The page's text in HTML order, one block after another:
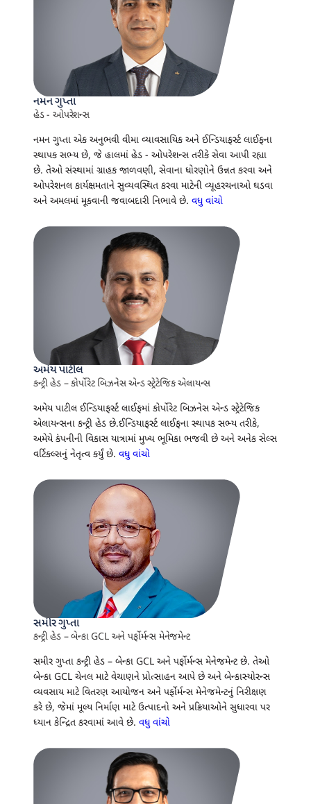
નમન ગુપ્તા
હેડ - ઓપરેશન્સ
નમન ગુપ્તા એક અનુભવી વીમા વ્યાવસાયિક અને ઈન્ડિયાફર્સ્ટ લાઈફના
સ્થાપક સભ્ય છે, જે હાલમાં હેડ - ઓપરેશન્સ તરીકે સેવા આપી રહ્યા
છે. તેઓ સંસ્થામાં ગ્રાહક જાળવણી, સેવાના ધોરણોને ઉન્નત કરવા અને
ઓપરેશનલ કાર્યક્ષમતાને સુવ્યવસ્થિત કરવા માટેની વ્યૂહરચનાઓ ઘડવા
અને અમલમાં મૂકવાની જવાબદારી નિભાવે છે. વધુ વાંચો
અમેય પાટીલ
કન્ટ્રી હેડ – કોર્પોરેટ બિઝનેસ એન્ડ સ્ટ્રેટેજિક એલાયન્સ
અમેય પાટીલ ઈન્ડિયાફર્સ્ટ લાઈફમાં કોર્પોરેટ બિઝનેસ એન્ડ સ્ટ્રેટેજિક
એલાયન્સના કન્ટ્રી હેડ છે.ઈન્ડિયાફર્સ્ટ લાઈફના સ્થાપક સભ્ય તરીકે,
અમેયે કંપનીની વિકાસ યાત્રામાં મુખ્ય ભૂમિકા ભજવી છે અને અનેક સેલ્સ
વર્ટિકલ્સનું નેતૃત્વ કર્યું છે. વધુ વાંચો
સમીર ગુપ્તા
કન્ટ્રી હેડ – બેન્કા GCL અને પર્ફોર્મન્સ મેનેજમેન્ટ
સમીર ગુપ્તા કન્ટ્રી હેડ – બેન્કા GCL અને પર્ફોર્મન્સ મેનેજમેન્ટ છે. તેઓ
બેન્કા GCL ચેનલ માટે વેચાણને પ્રોત્સાહન આપે છે અને બેન્કાસ્યોરન્સ
વ્યવસાય માટે વિતરણ આયોજન અને પર્ફોર્મન્સ મેનેજમેન્ટનું નિરીક્ષણ
કરે છે, જેમાં મૂલ્ય નિર્માણ માટે ઉત્પાદનો અને પ્રક્રિયાઓને સુધારવા પર
ધ્યાન કેન્દ્રિત કરવામાં આવે છે. વધુ વાંચો